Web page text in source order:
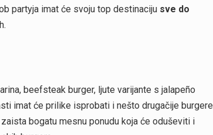
partyja imat će svoju top destinaciju sve do
beefsteak burger, ljute varijante s jalapeño
imat će prilike isprobati i nešto drugačije burgere
bogatu mesnu ponudu koja će oduševiti i